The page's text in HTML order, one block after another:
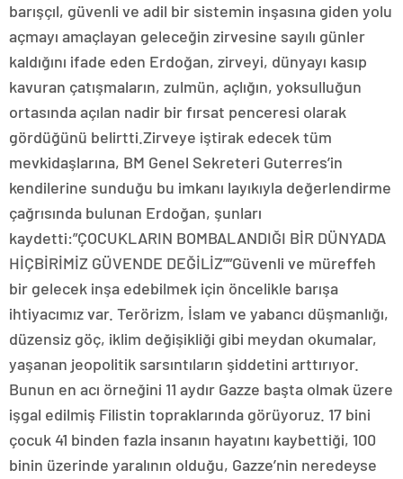
barışçıl, güvenli ve adil bir sistemin inşasına giden yolu
açmayı amaçlayan geleceğin zirvesine sayılı günler
kaldığını ifade eden Erdoğan, zirveyi, dünyayı kasıp
kavuran çatışmaların, zulmün, açlığın, yoksulluğun
ortasında açılan nadir bir fırsat penceresi olarak
gördüğünü belirtti.Zirveye iştirak edecek tüm
mevkidaşlarına, BM Genel Sekreteri Guterres’in
kendilerine sunduğu bu imkanı layıkıyla değerlendirme
çağrısında bulunan Erdoğan, şunları
kaydetti:”ÇOCUKLARIN BOMBALANDIĞI BİR DÜNYADA
HİÇBİRİMİZ GÜVENDE DEĞİLİZ””Güvenli ve müreffeh
bir gelecek inşa edebilmek için öncelikle barışa
ihtiyacımız var. Terörizm, İslam ve yabancı düşmanlığı,
düzensiz göç, iklim değişikliği gibi meydan okumalar,
yaşanan jeopolitik sarsıntıların şiddetini arttırıyor.
Bunun en acı örneğini 11 aydır Gazze başta olmak üzere
işgal edilmiş Filistin topraklarında görüyoruz. 17 bini
çocuk 41 binden fazla insanın hayatını kaybettiği, 100
binin üzerinde yaralının olduğu, Gazze’nin neredeyse